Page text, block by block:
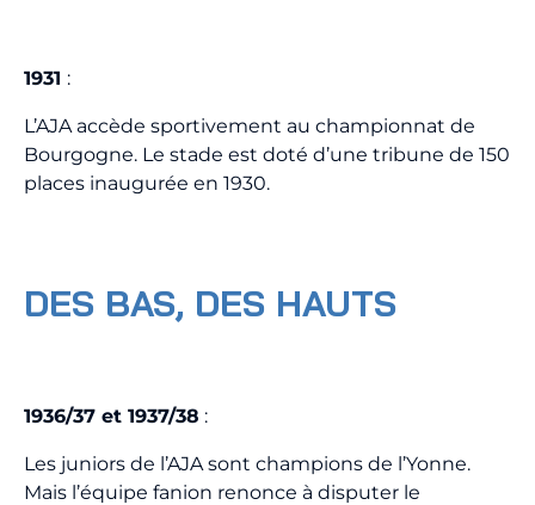
1931 :
L’AJA accède sportivement au championnat de
Bourgogne. Le stade est doté d’une tribune de 150
places inaugurée en 1930.
DES BAS, DES HAUTS
1936/37 et 1937/38 :
Les juniors de l’AJA sont champions de l’Yonne.
Mais l’équipe fanion renonce à disputer le